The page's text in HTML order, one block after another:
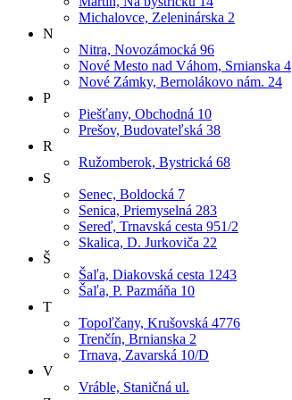
Michalovce, Zeleninárska 2
N
Nitra, Novozámocká 96
Nové Mesto nad Váhom, Srnianska 4
Nové Zámky, Bernolákovo nám. 24
P
Piešťany, Obchodná 10
Prešov, Budovateľská 38
R
Ružomberok, Bystrická 68
S
Senec, Boldocká 7
Senica, Priemyselná 283
Sereď, Trnavská cesta 951/2
Skalica, D. Jurkoviča 22
Š
Šaľa, Diakovská cesta 1243
Šaľa, P. Pazmáňa 10
T
Topoľčany, Krušovská 4776
Trenčín, Brnianska 2
Trnava, Zavarská 10/D
V
Vráble, Staničná ul.